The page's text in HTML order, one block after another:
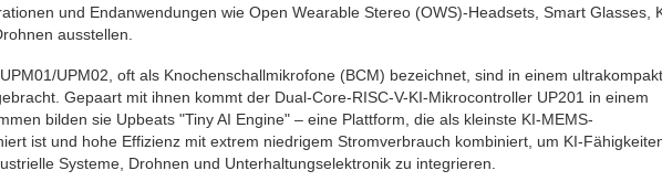
und Endanwendungen wie Open Wearable Stereo (OWS)-Headsets, Smart Glasses,
ausstellen.
UPM02, oft als Knochenschallmikrofone (BCM) bezeichnet, sind in einem
Gepaart mit ihnen kommt der Dual-Core-RISC-V-KI-Mikrocontroller UP201 in einem
bilden sie Upbeats "Tiny AI Engine" – eine Plattform, die als kleinste KI-MEMS-
ist und hohe Effizienz mit extrem niedrigem Stromverbrauch kombiniert, um KI-
Systeme, Drohnen und Unterhaltungselektronik zu integrieren.